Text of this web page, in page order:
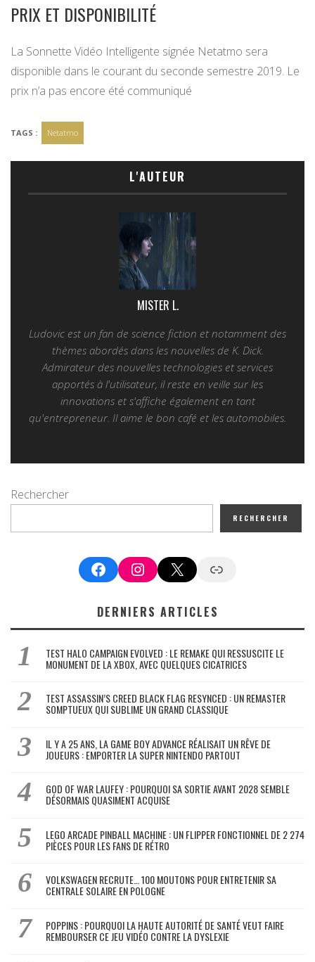
PRIX ET DISPONIBILITÉ
La Sonnette Vidéo Intelligente signée Netatmo sera
disponible dans le courant du seconde semestre 2019. Le
prix n’a pas encore été communiqué
TAGS : Netatmo
L'AUTEUR
MISTER L.
Ludovic est un fan de science fiction et notamment des
thèmes abordés dans les nouvelles de K. Dick.
Admirateur des nouvelles technologies et services
apportés à l'utilisateur, il reste en veille sur les
innovations et s'affiche également en tant
qu'entrepreneur. Il aime le bon café et les automobiles.
Rechercher
RECHERCHER
FacebookInstagram
X Google News
DERNIERS ARTICLES
TEST HALO CAMPAIGN EVOLVED : LE REMAKE QUI RESSUSCITE LE
MONUMENT DE LA XBOX, AVEC QUELQUES CICATRICES
TEST ASSASSIN’S CREED BLACK FLAG RESYNCED : UN REMASTER
SOMPTUEUX QUI SUBLIME UN GRAND CLASSIQUE
IL Y A 25 ANS, LA GAME BOY ADVANCE RÉALISAIT UN RÊVE DE
JOUEURS : EMPORTER LA SUPER NINTENDO PARTOUT
GOD OF WAR LAUFEY : POURQUOI SA SORTIE AVANT 2028 SEMBLE
DÉSORMAIS QUASIMENT ACQUISE
LEGO ARCADE PINBALL MACHINE : UN FLIPPER FONCTIONNEL DE 2 274
PIÈCES POUR LES FANS DE RÉTRO
VOLKSWAGEN RECRUTE… 100 MOUTONS POUR ENTRETENIR SA
CENTRALE SOLAIRE EN POLOGNE
POPPINS : POURQUOI LA HAUTE AUTORITÉ DE SANTÉ VEUT FAIRE
REMBOURSER CE JEU VIDÉO CONTRE LA DYSLEXIE